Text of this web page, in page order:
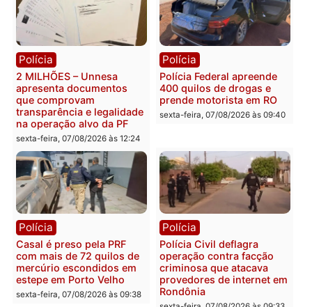
Política
Marcos Rogério apresenta
Plano de Governo com
228 projetos, metas
públicas e
acompanhamento de
resultados
sexta-feira, 07/08/2026 às 18:49
Política
Eleições 2026: Pastor
Evanildo pode ser o
primeiro pastor de
Rondônia na Câmara
Federal
Polícia
2 MILHÕES – Unnesa
apresenta documentos
que comprovam
transparência e legalidade
Polícia
Polícia Federal apreende
400 quilos de drogas e
prende motorista em RO
sexta-feira, 07/08/2026 às